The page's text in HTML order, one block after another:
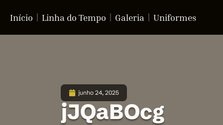
Início Linha do Tempo Galeria Uniformes
junho 24, 2025
jJQaBOcg